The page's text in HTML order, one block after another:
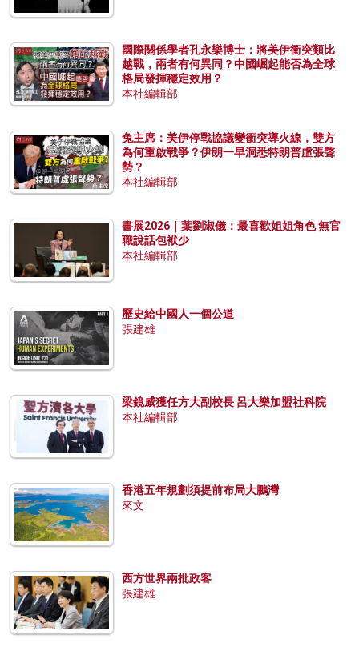
國際關係學者孔永樂博士：將美伊衝突類比
越戰，兩者有何異同？中國崛起能否為全球
格局發揮穩定效用？
本社編輯部
兔主席：美伊停戰協議變衝突導火線，雙方
為何重啟戰爭？伊朗一早洞悉特朗普虛張聲
勢？
本社編輯部
書展2026｜葉劉淑儀：最喜歡姐姐角色 無官
職說話包袱少
本社編輯部
歷史給中國人一個公道
張建雄
梁鏡威獲任方大副校長 呂大樂加盟社科院
本社編輯部
香港五年規劃須提前布局大鵬灣
來文
西方世界兩批政客
張建雄